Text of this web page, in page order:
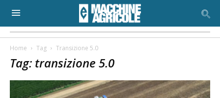
Home Tag Transizione 5.0
Tag: transizione 5.0